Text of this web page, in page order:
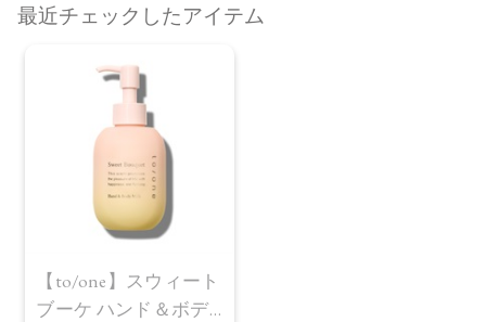
最近チェックしたアイテム
【to/one】スウィート
ブーケ ハンド＆ボデ